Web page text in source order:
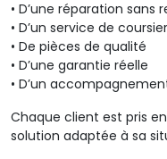
• D’une réparation sans
• D’un service de
• De pièces de qualité
• D’une garantie réelle
• D’un
Chaque client est pris
solution adaptée à sa